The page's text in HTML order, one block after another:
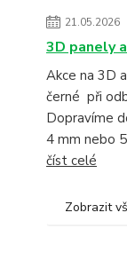
21.05.2026
3D panely
Akce na 3D
černé při
Dopravíme
4 mm nebo
číst celé
Zobrazit